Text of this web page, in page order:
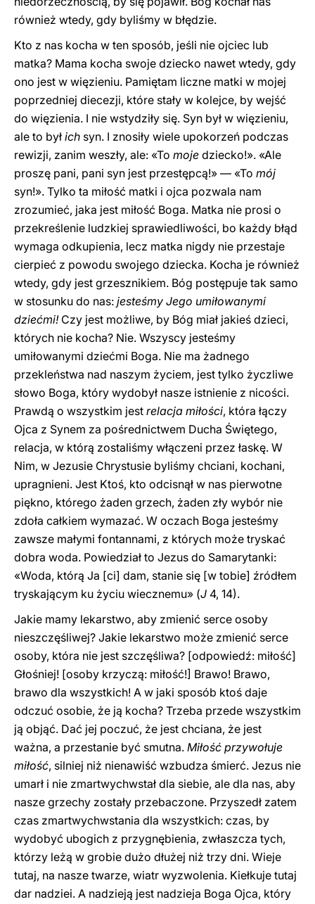
również wtedy, gdy byliśmy w błędzie.
Kto z nas kocha w ten sposób, jeśli nie ojciec lub
matka? Mama kocha swoje dziecko nawet wtedy, gdy
ono jest w więzieniu. Pamiętam liczne matki w mojej
poprzedniej diecezji, które stały w kolejce, by wejść
do więzienia. I nie wstydziły się. Syn był w więzieniu,
ale to był ich syn. I znosiły wiele upokorzeń podczas
rewizji, zanim weszły, ale: «To moje dziecko!». «Ale
proszę pani, pani syn jest przestępcą!» — «To mój
syn!». Tylko ta miłość matki i ojca pozwala nam
zrozumieć, jaka jest miłość Boga. Matka nie prosi o
przekreślenie ludzkiej sprawiedliwości, bo każdy błąd
wymaga odkupienia, lecz matka nigdy nie przestaje
cierpieć z powodu swojego dziecka. Kocha je również
wtedy, gdy jest grzesznikiem. Bóg postępuje tak samo
w stosunku do nas: jesteśmy Jego umiłowanymi
dziećmi!Czy jest możliwe, by Bóg miał jakieś dzieci,
których nie kocha? Nie. Wszyscy jesteśmy
umiłowanymi dziećmi Boga. Nie ma żadnego
przekleństwa nad naszym życiem, jest tylko życzliwe
słowo Boga, który wydobył nasze istnienie z nicości.
Prawdą o wszystkim jest relacja miłości, która łączy
Ojca z Synem za pośrednictwem Ducha Świętego,
relacja, w którą zostaliśmy włączeni przez łaskę. W
Nim, w Jezusie Chrystusie byliśmy chciani, kochani,
upragnieni. Jest Ktoś, kto odcisnął w nas pierwotne
piękno, którego żaden grzech, żaden zły wybór nie
zdoła całkiem wymazać. W oczach Boga jesteśmy
zawsze małymi fontannami, z których może tryskać
dobra woda. Powiedział to Jezus do Samarytanki:
«Woda, którą Ja [ci] dam, stanie się [w tobie] źródłem
tryskającym ku życiu wiecznemu» (J 4, 14).
Jakie mamy lekarstwo, aby zmienić serce osoby
nieszczęśliwej? Jakie lekarstwo może zmienić serce
osoby, która nie jest szczęśliwa? [odpowiedź: miłość]
Głośniej! [osoby krzyczą: miłość!] Brawo! Brawo,
brawo dla wszystkich! A w jaki sposób ktoś daje
odczuć osobie, że ją kocha? Trzeba przede wszystkim
ją objąć. Dać jej poczuć, że jest chciana, że jest
ważna, a przestanie być smutna. Miłość przywołuje
miłość, silniej niż nienawiść wzbudza śmierć. Jezus nie
umarł i nie zmartwychwstał dla siebie, ale dla nas, aby
nasze grzechy zostały przebaczone. Przyszedł zatem
czas zmartwychwstania dla wszystkich: czas, by
wydobyć ubogich z przygnębienia, zwłaszcza tych,
którzy leżą w grobie dużo dłużej niż trzy dni. Wieje
tutaj, na nasze twarze, wiatr wyzwolenia. Kiełkuje tutaj
dar nadziei. A nadzieją jest nadzieja Boga Ojca, który